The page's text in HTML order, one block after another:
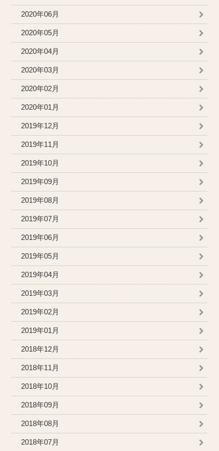
2020年06月
2020年05月
2020年04月
2020年03月
2020年02月
2020年01月
2019年12月
2019年11月
2019年10月
2019年09月
2019年08月
2019年07月
2019年06月
2019年05月
2019年04月
2019年03月
2019年02月
2019年01月
2018年12月
2018年11月
2018年10月
2018年09月
2018年08月
2018年07月